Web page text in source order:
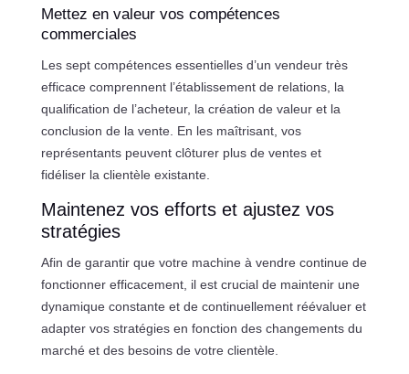
Mettez en valeur vos compétences
commerciales
Les sept compétences essentielles d’un vendeur très
efficace comprennent l’établissement de relations, la
qualification de l’acheteur, la création de valeur et la
conclusion de la vente. En les maîtrisant, vos
représentants peuvent clôturer plus de ventes et
fidéliser la clientèle existante.
Maintenez vos efforts et ajustez vos
stratégies
Afin de garantir que votre machine à vendre continue de
fonctionner efficacement, il est crucial de maintenir une
dynamique constante et de continuellement réévaluer et
adapter vos stratégies en fonction des changements du
marché et des besoins de votre clientèle.